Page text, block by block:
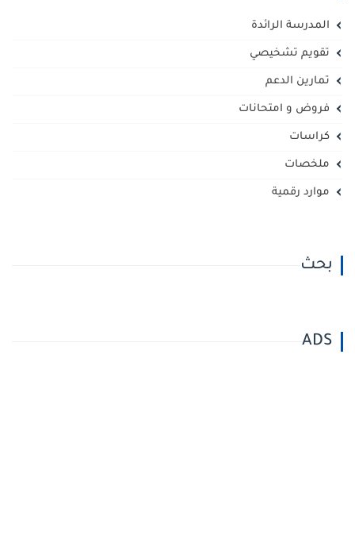
المدرسة الرائدة
تقويم تشخيصي
تمارين الدعم
فروض و امتحانات
كراسات
ملخصات
موارد رقمية
بحث
ADS